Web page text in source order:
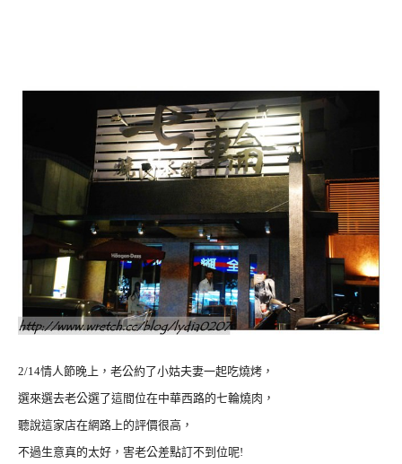
2/14情人節晚上，老公約了小姑夫妻一起吃燒烤，
選來選去老公選了這間位在中華西路的七輪燒肉，
聽說這家店在網路上的評價很高，
不過生意真的太好，害老公差點訂不到位呢!